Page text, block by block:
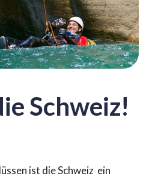
Schweiz!
ist die Schweiz ein